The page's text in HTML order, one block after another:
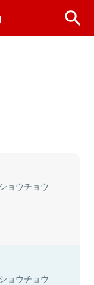
ョウチョウ
ョウチョウ